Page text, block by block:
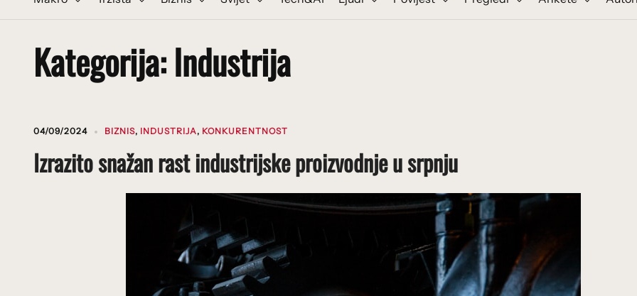
Kategorija:Industrija
04/09/2024 BIZNIS, INDUSTRIJA, KONKURENTNOST
Izrazito snažan rast industrijske proizvodnje u srpnju